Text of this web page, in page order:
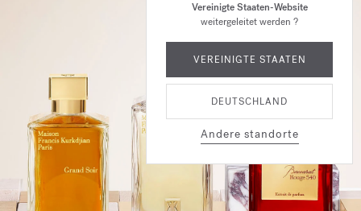
Vereinigte Staaten-Website
weitergeleitet werden ?
VEREINIGTE STAATEN
DEUTSCHLAND
Andere standorte